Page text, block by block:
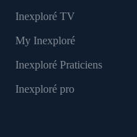
Inexploré TV
My Inexploré
Inexploré Praticiens
Inexploré pro